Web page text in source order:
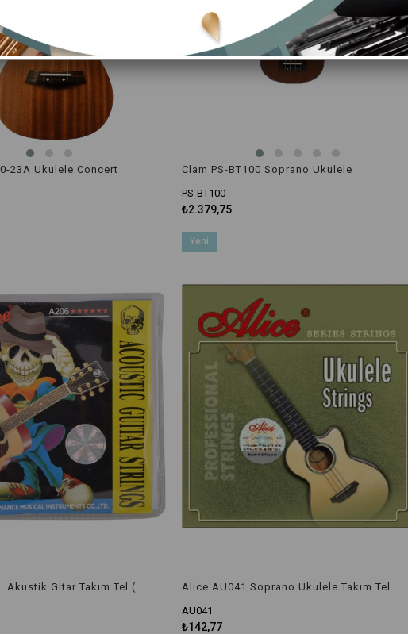
23A Ukulele Concert
Clam PS-BT100 Soprano Ukulele
PS-BT100
₺2.379,75
Alice AU041 Soprano Ukulele Takım Tel
AU041
₺142,77
Yeni